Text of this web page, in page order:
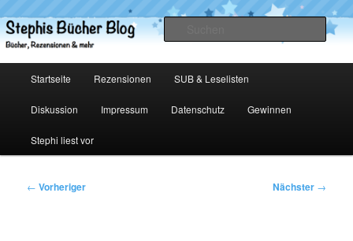
primären
Inhalt
Stephis Bücher Blog
Startseite Rezensionen SUB & Leselisten
Diskussion Impressum Datenschutz Gewinnen
Stephi liest vor
Beitragsnavigation
← Vorheriger Nächster →